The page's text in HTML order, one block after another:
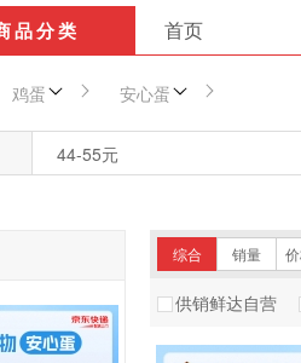
品分类 首页
鸡蛋 安心蛋
44-55元
综合 销量
供销鲜达自营